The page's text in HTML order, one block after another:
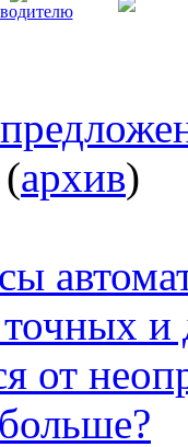
(архив)
от